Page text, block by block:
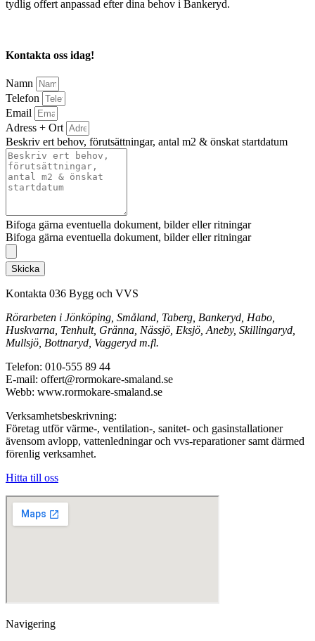
tydlig offert anpassad efter dina behov i Bankeryd.
Kontakta oss idag!
Namn
Telefon
Email
Adress + Ort
Beskriv ert behov, förutsättningar, antal m2 & önskat startdatum
Bifoga gärna eventuella dokument, bilder eller ritningar
Bifoga gärna eventuella dokument, bilder eller ritningar
Skicka
Kontakta 036 Bygg och VVS
Rörarbeten i Jönköping, Småland, Taberg, Bankeryd, Habo,
Huskvarna, Tenhult, Gränna, Nässjö, Eksjö, Aneby, Skillingaryd,
Mullsjö, Bottnaryd, Vaggeryd m.fl.
Telefon: 010-555 89 44
E-mail: offert@rormokare-smaland.se
Webb: www.rormokare-smaland.se
Verksamhetsbeskrivning:
Företag utför värme-, ventilation-, sanitet- och gasinstallationer
ävensom avlopp, vattenledningar och vvs-reparationer samt därmed
förenlig verksamhet.
Hitta till oss
Navigering